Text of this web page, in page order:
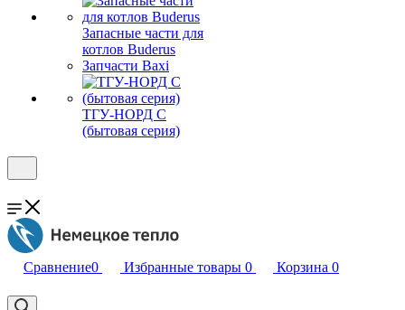
Запасные части для
котлов Buderus
Запчасти Baxi
ТГУ-НОРД С
(бытовая серия)
Сравнение0 Избранные товары 0 Корзина 0